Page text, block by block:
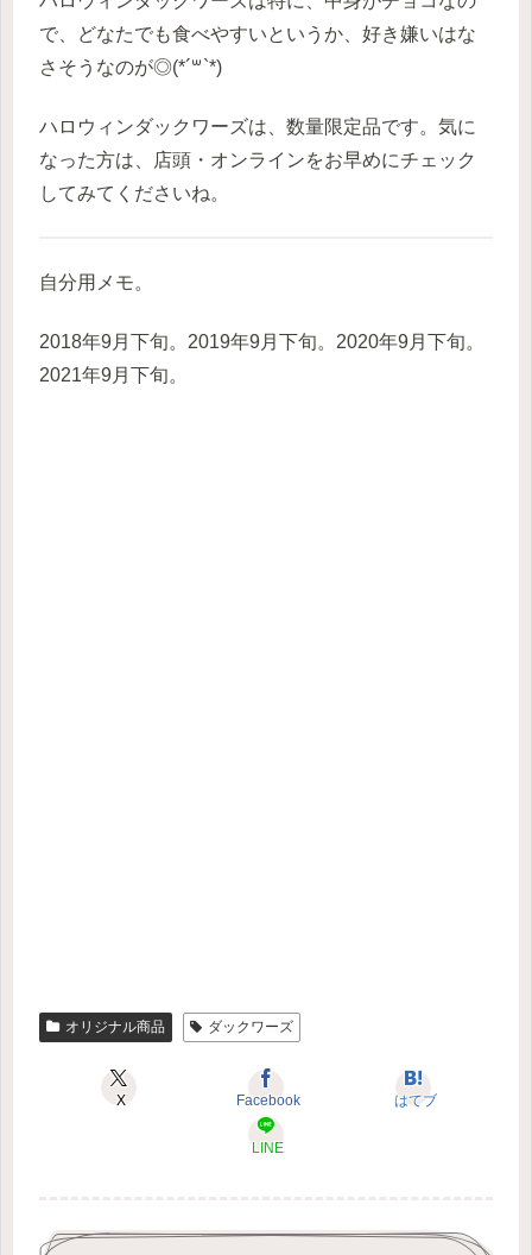
で、どなたでも食べやすいというか、好き嫌いはな
さそうなのが◎(*´꒳`*)
ハロウィンダックワーズは、数量限定品です。気に
なった方は、店頭・オンラインをお早めにチェック
してみてくださいね。
自分用メモ。
2018年9月下旬。2019年9月下旬。2020年9月下旬。
2021年9月下旬。
オリジナル商品 ダックワーズ
X Facebook はてブ
LINE